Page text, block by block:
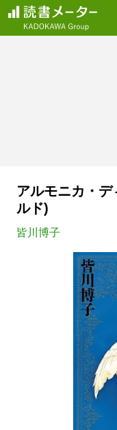
アルモニカ・
ルド)
皆川博子